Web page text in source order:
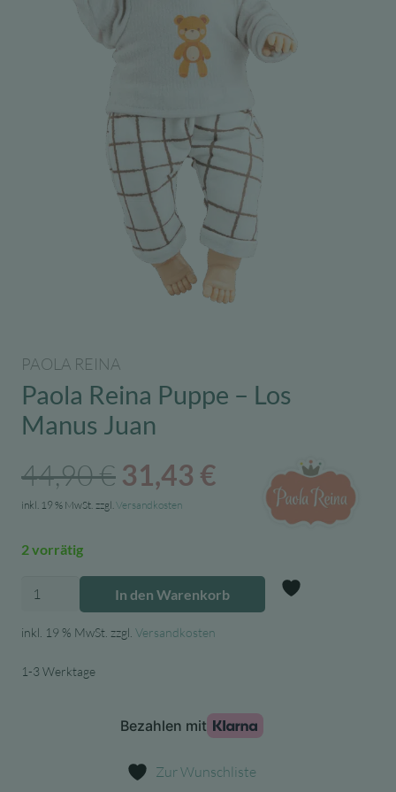
PAOLA REINA
Paola Reina Puppe – Los
Manus Juan
44,90€ Ursprünglicher
Preis
44,90 €
31,43 € Aktueller
Preis
31,43 €.
inkl. 19 % MwSt. zzgl. Versandkosten
2 vorrätig
Paola
Puppe
Los
In den Warenkorb
inkl. 19 % MwSt. zzgl. Versandkosten
1-3 Werktage
Zur Wunschliste